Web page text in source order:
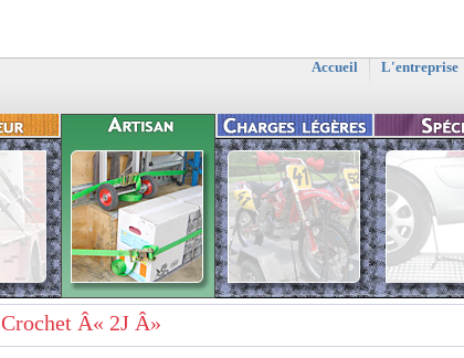
Accueil L'entreprise
Crochet Â« 2J Â»